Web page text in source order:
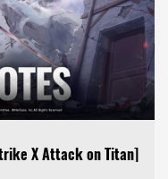
[Blood Strike X Attack on Titan] السلسلة الثانية